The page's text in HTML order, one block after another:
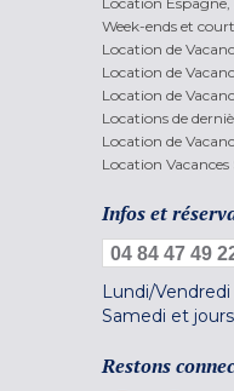
Week-ends et
Location de
Location de
Location de
Locations de
Location de
Location
Infos et
04 84 47 49
Lundi/Vendredi
Samedi et
Restons